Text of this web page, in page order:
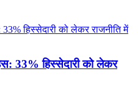
33% हिस्सेदारी को लेकर